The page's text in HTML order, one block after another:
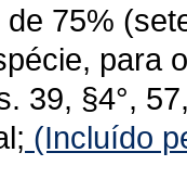
75%
para
39, §4°,
(Incluído